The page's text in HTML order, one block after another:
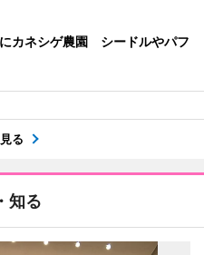
カネシゲ農園 シードルやパフ
る
知る